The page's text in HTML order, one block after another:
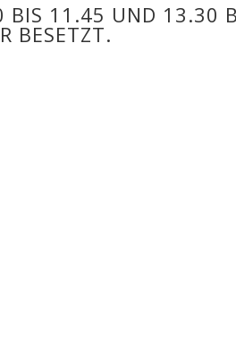
BIS 11.45 UND 13.30
BESETZT.